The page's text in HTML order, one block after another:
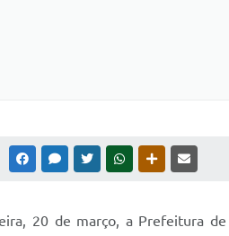
FACEBOOKMESSENGER
TWITTERWHATSAPPOUTRAS MÍDIAS
20 de março, a Prefeitura